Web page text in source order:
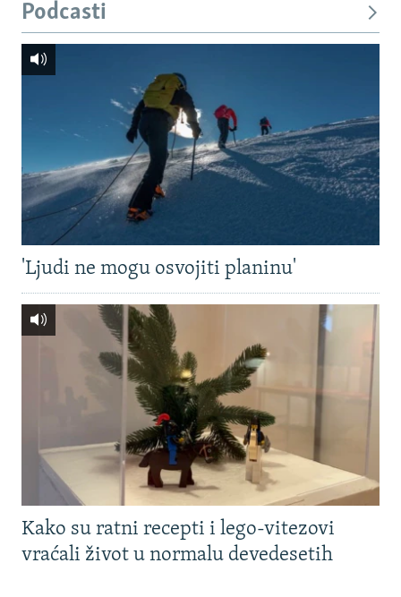
Podcasti
'Ljudi ne mogu osvojiti planinu'
Kako su ratni recepti i lego-vitezovi
vraćali život u normalu devedesetih